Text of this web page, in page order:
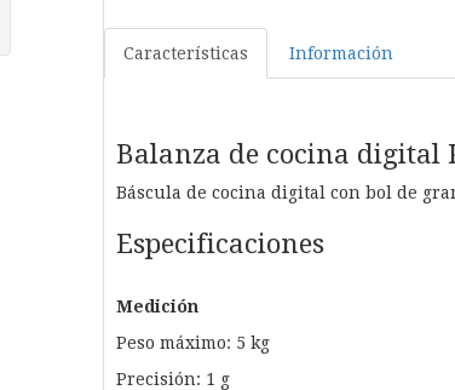
Características Información
Balanza de cocina digital
Báscula de cocina digital con bol de
Especificaciones
Medición
Peso máximo: 5 kg
Precisión: 1 g